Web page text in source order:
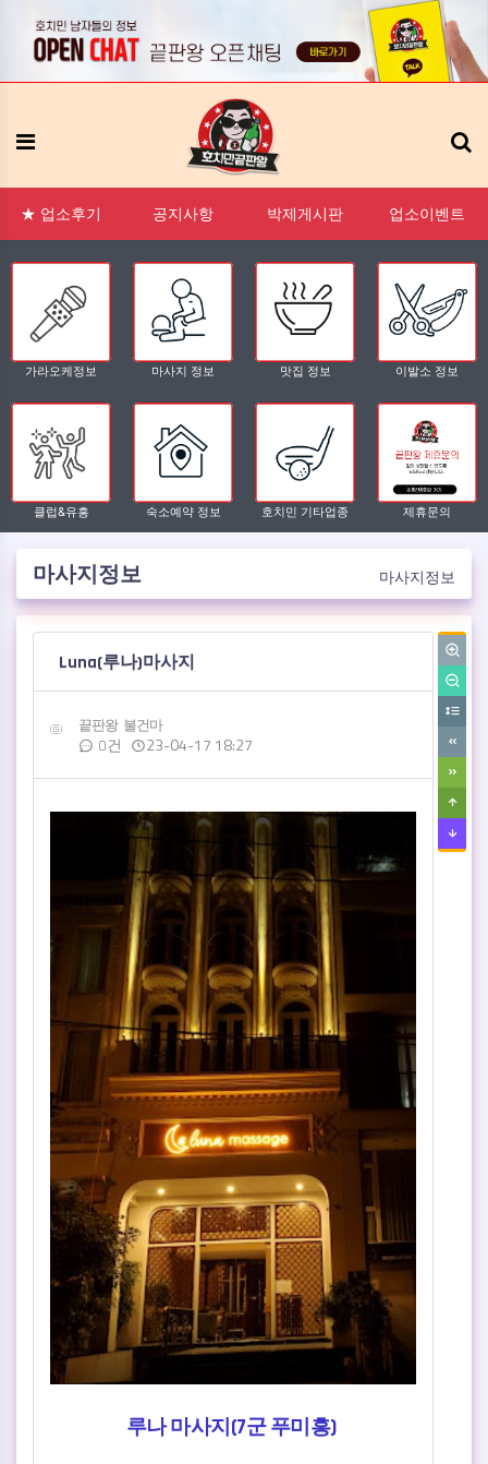
메뉴
★ 업소후기 공지사항 박제게시판 업소이벤트
가라오케정보 마사지 정보 맛집 정보 이발소 정보
클럽&유흥 숙소예약 정보 호치민 기타업종 제휴문의
마사지정보 마사지정보
Luna(루나)마사지
작성자
끝판왕 불건마
댓글
0건
작성일
23-04-17 18:27
본문
루나 마사지(7군 푸미흥)
문의 태그모음 신고모음